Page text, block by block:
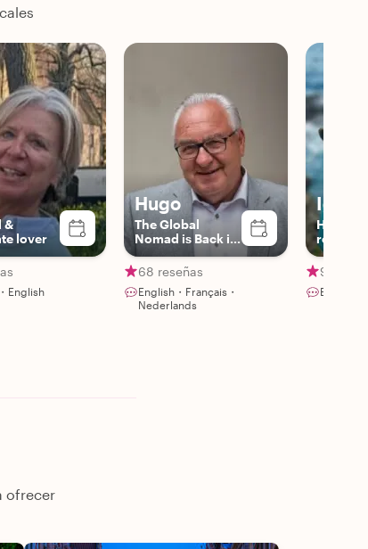
&
lover
English
Hugo
The Global
Nomad is Back in
Town
68 reseñas
English・Français・
Nederlands
Igor
91
English
ofrecer